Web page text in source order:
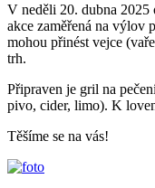
V neděli 20. dubna 2025
akce zaměřená na výlov
mohou přinést vejce
trh.
Připraven je gril na
pivo, cider, limo). K
Těšíme se na vás!